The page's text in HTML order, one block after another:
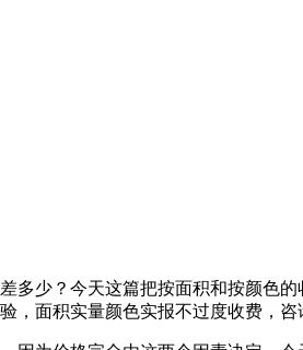
多少？今天这篇把按面积和按颜色
面积实量颜色实报不过度收费，咨